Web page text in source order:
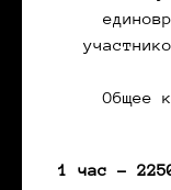
Общее
1 час -